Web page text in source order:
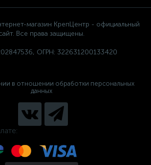
магазин КрепЦентр - официальный
Все права защищены.
ОГРН: 322631200133420
в отношении обработки персональных
данных